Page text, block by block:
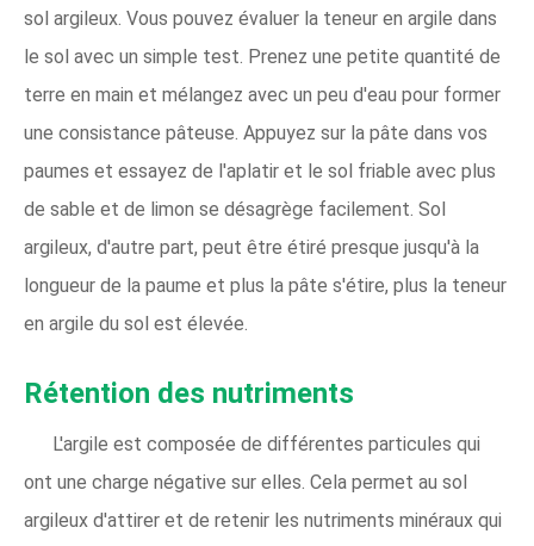
sol argileux. Vous pouvez évaluer la teneur en argile dans
le sol avec un simple test. Prenez une petite quantité de
terre en main et mélangez avec un peu d'eau pour former
une consistance pâteuse. Appuyez sur la pâte dans vos
paumes et essayez de l'aplatir et le sol friable avec plus
de sable et de limon se désagrège facilement. Sol
argileux, d'autre part, peut être étiré presque jusqu'à la
longueur de la paume et plus la pâte s'étire, plus la teneur
en argile du sol est élevée.
Rétention des nutriments
L'argile est composée de différentes particules qui
ont une charge négative sur elles. Cela permet au sol
argileux d'attirer et de retenir les nutriments minéraux qui